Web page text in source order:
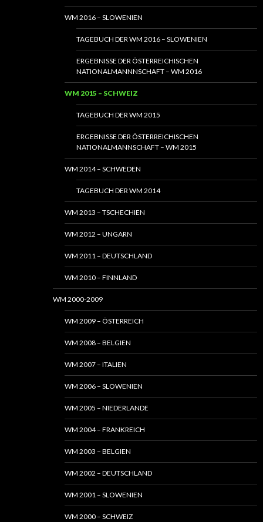
WM 2016 – SLOWENIEN
TAGEBUCH DER WM 2016 – SLOWENIEN
ERGEBNISSE DER ÖSTERREICHISCHEN
NATIONALMANNNSCHAFT – WM 2016
WM 2015 – SCHWEIZ
TAGEBUCH DER WM 2015
ERGEBNISSE DER ÖSTERREICHISCHEN
NATIONALMANNSCHAFT – WM 2015
WM 2014 – SCHWEDEN
TAGEBUCH DER WM 2014
WM 2013 – TSCHECHIEN
WM 2012 – UNGARN
WM 2011 – DEUTSCHLAND
WM 2010 – FINNLAND
WM 2000-2009
WM 2009 – ÖSTERREICH
WM 2008 – BELGIEN
WM 2007 – ITALIEN
WM 2006 – SLOWENIEN
WM 2005 – NIEDERLANDE
WM 2004 – FRANKREICH
WM 2003 – BELGIEN
WM 2002 – DEUTSCHLAND
WM 2001 – SLOWENIEN
WM 2000 – SCHWEIZ